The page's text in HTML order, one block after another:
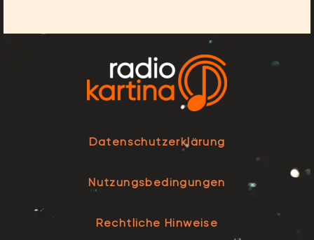
Datenschutzerklärung
Nutzungsbedingungen
Rechtliche Hinweise